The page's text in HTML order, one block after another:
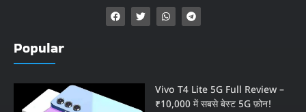
Popular
Vivo T4 Lite 5G Full Review –
₹10,000 में सबसे बेस्ट 5G फ़ोन!